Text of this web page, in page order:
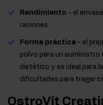
Rendimiento - el
raciones.
Forma práctica - el
polvo para un suministro
dietético y es ideal para
dificultades para tragar
OstroVit